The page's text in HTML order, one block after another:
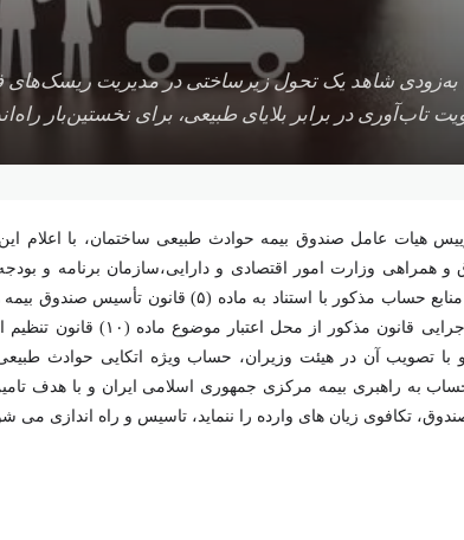
به‌زودی شاهد یک تحول زیرساختی در مدیریت ریسک‌های
تاب‌آوری در برابر بلایای طبیعی، برای نخستین‌بار
هیات عامل صندوق بیمه حوادث طبیعی ساختمان، با اعلام
و همراهی وزارت امور اقتصادی و دارایی،سازمان برنامه و
ماده (۲۳) آیین نامه اجرایی قانون
و با تصویب آن در هیئت وزیران، حساب ویژه اتکایی حوادث
به راهبری بیمه مرکزی جمهوری اسلامی ایران و با هدف
تکافوی زیان های وارده را ننماید، تاسیس و راه اندازی می